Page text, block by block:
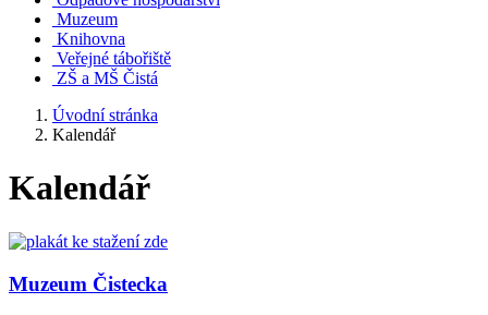
Muzeum
Knihovna
Veřejné tábořiště
ZŠ a MŠ Čistá
Úvodní stránka
Kalendář
Kalendář
Muzeum Čistecka